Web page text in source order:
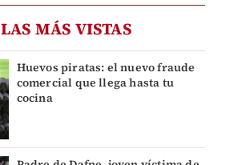
LAS MÁS VISTAS
Huevos piratas: el nuevo fraude
comercial que llega hasta tu
cocina